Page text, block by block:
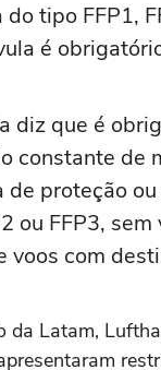
do tipo FFP1,
é
diz que é
constante de
de proteção
ou FFP3, sem
voos com
da Latam,